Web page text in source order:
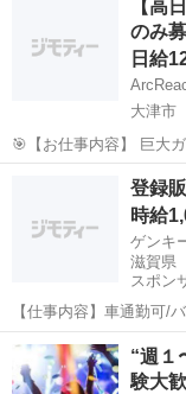
どから選べ
【高
のみ
日給
大津市
🎯【お仕事内容】 巨大
を実施し、お客様へ声
ベントブース内にて、
更のご案内を行います
大津市 営業
登録
時給
滋賀県
スポン
【仕事内容】車通勤可/
ピー><登録販売者をお
ー求人 福井・石川・岐
<お仕事内容>登録販売者
アルバイト・パート
“週１
験大